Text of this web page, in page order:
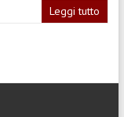
Leggi tutto